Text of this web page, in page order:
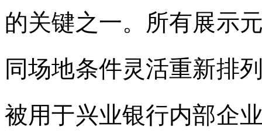
的关键之一。所有展示
同场地条件灵活重新排
被用于兴业银行内部企